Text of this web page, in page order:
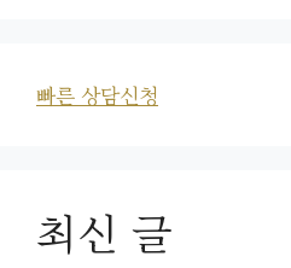
빠른 상담신청
최신 글